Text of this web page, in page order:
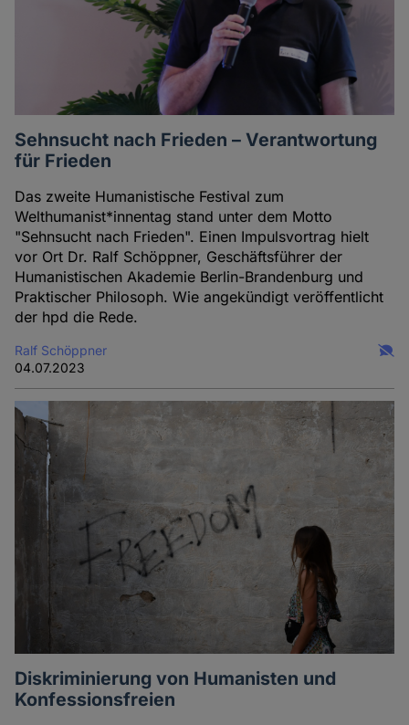
Sehnsucht nach Frieden – Verantwortung
für Frieden
Das zweite Humanistische Festival zum
Welthumanist*innentag stand unter dem Motto
"Sehnsucht nach Frieden". Einen Impulsvortrag hielt
vor Ort Dr. Ralf Schöppner, Geschäftsführer der
Humanistischen Akademie Berlin-Brandenburg und
Praktischer Philosoph. Wie angekündigt veröffentlicht
der hpd die Rede.
Ralf Schöppner
04.07.2023
Diskriminierung von Humanisten und
Konfessionsfreien